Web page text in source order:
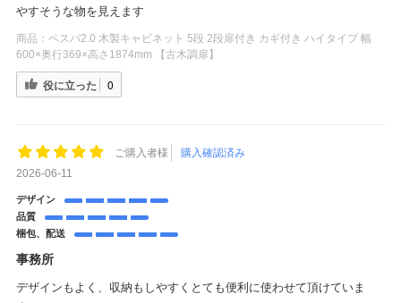
やすそうな物を見えます
商品： ペスパ2.0 木製キャビネット 5段 2段扉付き カギ付き ハイタイプ 幅
600×奥行369×高さ1874mm 【古木調扉】
役に立った 0
ご購入者様
購入確認済み
2026-06-11
デザイン
品質
梱包、配送
事務所
デザインもよく、収納もしやすくとても便利に使わせて頂けていま